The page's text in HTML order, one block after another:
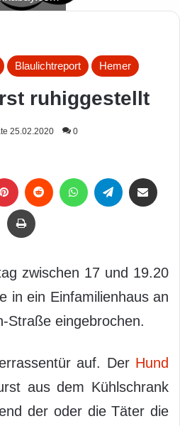
Blaulichtreport Hemer
ruhiggestellt
25.02.2020 0
Drucken
zwischen 17 und 19.20
in ein Einfamilienhaus an
Straße eingebrochen.
auf. Der Hund
aus dem Kühlschrank
der oder die Täter die